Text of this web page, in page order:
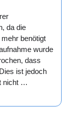
da die
benötigt
wurde
dass
ist jedoch
nicht …